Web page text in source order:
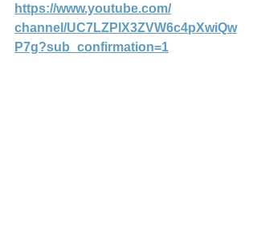
https://www.youtube.com/
channel/UC7LZPlX3ZVW6c4pXwiQw
P7g?sub_confirmation=1